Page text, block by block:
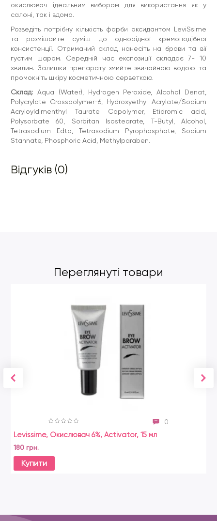
окислювач ідеальним вибором для використання як у
салоні, так і вдома.
Розведіть потрібну кількість фарби оксидантом LeviSsime
та розмішайте суміш до однорідної кремоподібної
консистенції. Отриманий склад нанесіть на брови та вії
густим шаром. Середній час експозиції складає 7- 10
хвилин. Залишки препарату змийте звичайною водою та
промокніть шкіру косметичною серветкою.
Склад: Aqua (Water), Hydrogen Peroxide, Alcohol Denat,
Polycrylate Crosspolymer-6, Hydroxyethyl Acrylate/Sodium
Acryloyldimenthyl Taurate Copolymer, Etidromic acid,
Polysorbate 60, Sorbitan Isostearate, T-Butyl, Alcohol,
Tetrasodium Edta, Tetrasodium Pyrophosphate, Sodium
Stannate, Phosphoric Acid, Methylparaben.
Відгуків (0)
Переглянуті товари
0
Levissime, Окислювач 6%, Activator, 15 мл
180 грн.
Купити